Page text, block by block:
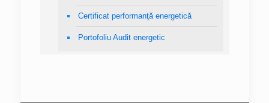
Certificat performanţă energetică
Portofoliu Audit energetic